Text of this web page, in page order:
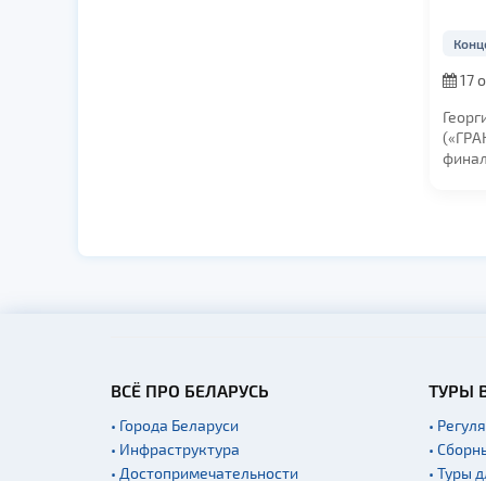
17
ВСЁ ПРО БЕЛАРУСЬ
• Города Беларуси
• Инфраструктура
• Достопримечательности
ТУРЫ
•
•
• Туры